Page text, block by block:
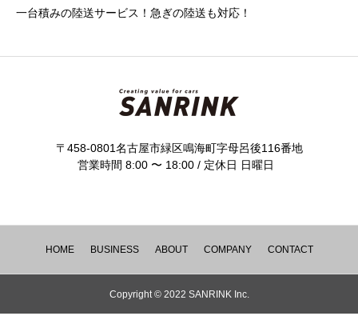
一台積みの陸送サービス！急ぎの陸送も対応！
〒458-0801名古屋市緑区鳴海町字母呂後116番地
営業時間 8:00 〜 18:00 / 定休日 日曜日
HOME BUSINESS ABOUT COMPANY CONTACT
Copyright © 2022 SANRINK Inc.